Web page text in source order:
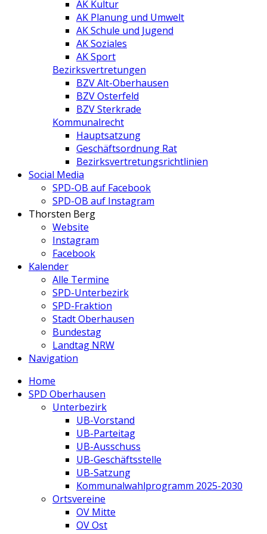
AK Kultur
AK Planung und Umwelt
AK Schule und Jugend
AK Soziales
AK Sport
Bezirksvertretungen
BZV Alt-Oberhausen
BZV Osterfeld
BZV Sterkrade
Kommunalrecht
Hauptsatzung
Geschäftsordnung Rat
Bezirksvertretungs­richtlinien
Social Media
SPD-OB auf Facebook
SPD-OB auf Instagram
Thorsten Berg
Website
Instagram
Facebook
Kalender
Alle Termine
SPD-Unterbezirk
SPD-Fraktion
Stadt Oberhausen
Bundestag
Landtag NRW
Navigation
Home
SPD Oberhausen
Unterbezirk
UB-Vorstand
UB-Parteitag
UB-Ausschuss
UB-Geschäftsstelle
UB-Satzung
Kommunalwahlprogramm 2025-2030
Ortsvereine
OV Mitte
OV Ost